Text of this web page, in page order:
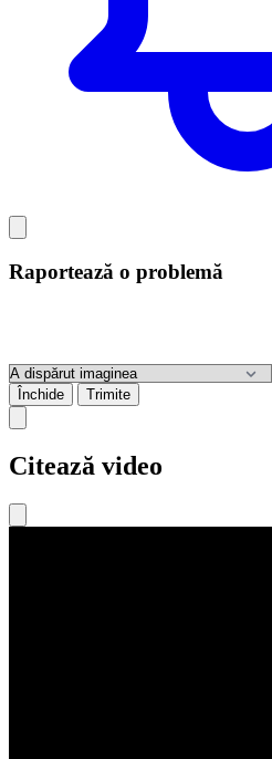
Raportează o problemă
Închide Trimite
Citează video